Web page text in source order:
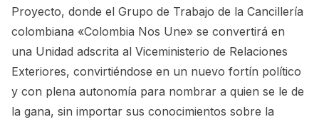
Proyecto, donde el Grupo de Trabajo de la Cancillería
colombiana «Colombia Nos Une» se convertirá en
una Unidad adscrita al Viceministerio de Relaciones
Exteriores, convirtiéndose en un nuevo fortín político
y con plena autonomía para nombrar a quien se le de
la gana, sin importar sus conocimientos sobre la